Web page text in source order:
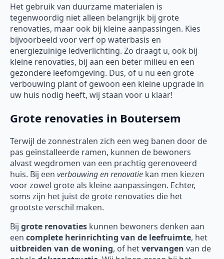
Het gebruik van duurzame materialen is
tegenwoordig niet alleen belangrijk bij grote
renovaties, maar ook bij kleine aanpassingen. Kies
bijvoorbeeld voor verf op waterbasis en
energiezuinige ledverlichting. Zo draagt u, ook bij
kleine renovaties, bij aan een beter milieu en een
gezondere leefomgeving. Dus, of u nu een grote
verbouwing plant of gewoon een kleine upgrade in
uw huis nodig heeft, wij staan voor u klaar!
Grote renovaties in Boutersem
Terwijl de zonnestralen zich een weg banen door de
pas geïnstalleerde ramen, kunnen de bewoners
alvast wegdromen van een prachtig gerenoveerd
huis. Bij een verbouwing en renovatie kan men kiezen
voor zowel grote als kleine aanpassingen. Echter,
soms zijn het juist de grote renovaties die het
grootste verschil maken.
Bij grote renovaties kunnen bewoners denken aan
een complete herinrichting van de leefruimte, het
uitbreiden van de woning, of hetvervangen van de